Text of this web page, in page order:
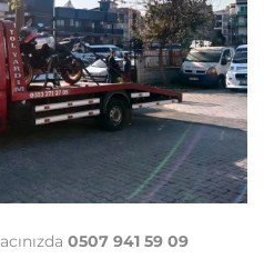
0507 941 59 09